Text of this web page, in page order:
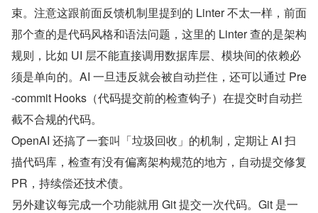
束。注意这跟前面反馈机制里提到的 Linter 不太一样，前面
那个查的是代码风格和语法问题，这里的 Linter 查的是架构
规则，比如 UI 层不能直接调用数据库层、模块间的依赖必
须是单向的。AI 一旦违反就会被自动拦住，还可以通过 Pre
-commit Hooks（代码提交前的检查钩子）在提交时自动拦
截不合规的代码。
OpenAI 还搞了一套叫「垃圾回收」的机制，定期让 AI 扫
描代码库，检查有没有偏离架构规范的地方，自动提交修复
PR，持续偿还技术债。
另外建议每完成一个功能就用 Git 提交一次代码。Git 是一